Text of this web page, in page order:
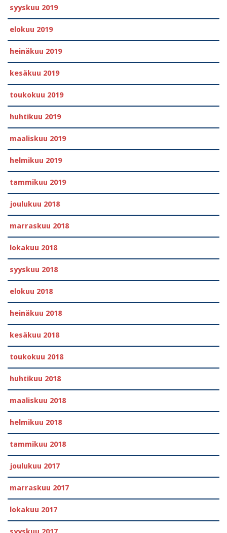
syyskuu 2019
elokuu 2019
heinäkuu 2019
kesäkuu 2019
toukokuu 2019
huhtikuu 2019
maaliskuu 2019
helmikuu 2019
tammikuu 2019
joulukuu 2018
marraskuu 2018
lokakuu 2018
syyskuu 2018
elokuu 2018
heinäkuu 2018
kesäkuu 2018
toukokuu 2018
huhtikuu 2018
maaliskuu 2018
helmikuu 2018
tammikuu 2018
joulukuu 2017
marraskuu 2017
lokakuu 2017